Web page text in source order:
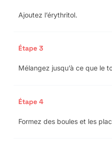
Ajoutez l’érythritol.
Étape 3
Mélangez jusqu’à ce que le
Étape 4
Formez des boules et les